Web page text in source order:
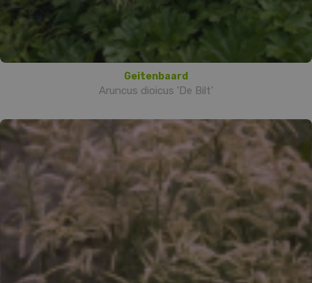
Geitenbaard
Aruncus dioicus 'De Bilt'